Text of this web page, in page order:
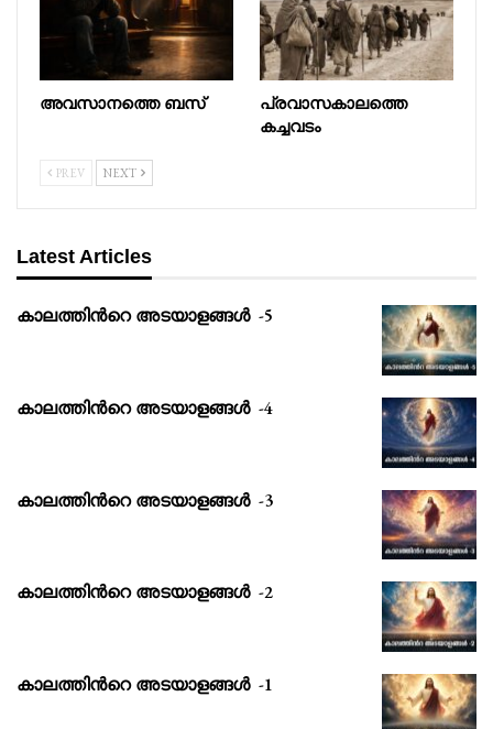
അവസാനത്തെ ബസ്
പ്രവാസകാലത്തെ
കച്ചവടം
PREV NEXT
Latest Articles
കാലത്തിൻറെ അടയാളങ്ങൾ -5
കാലത്തിൻറെ അടയാളങ്ങൾ -4
കാലത്തിൻറെ അടയാളങ്ങൾ -3
കാലത്തിൻറെ അടയാളങ്ങൾ -2
കാലത്തിൻറെ അടയാളങ്ങൾ -1